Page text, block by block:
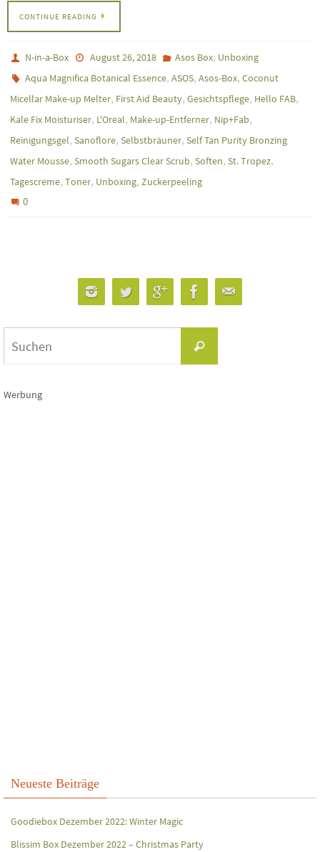
CONTINUE READING
N-in-a-Box August 26, 2018 Asos Box, Unboxing
Aqua Magnifica Botanical Essence,ASOS,Asos-Box,Coconut
Micellar Make-up Melter, First Aid Beauty, Gesichtspflege, Hello FAB,
Kale Fix Moisturiser, L'Oreal, Make-up-Entferner, Nip+Fab,
Reinigungsgel, Sanoflore, Selbstbräuner, Self Tan Purity Bronzing
Water Mousse, Smooth Sugars Clear Scrub, Soften, St. Tropez,
Tagescreme, Toner, Unboxing, Zuckerpeeling
0
Suchen
Werbung
Neueste Beiträge
Goodiebox Dezember 2022: Winter Magic
Blissim Box Dezember 2022 – Christmas Party